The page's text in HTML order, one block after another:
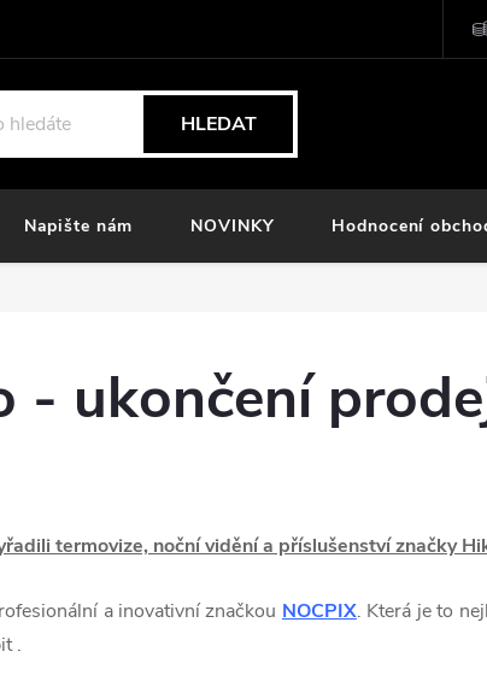
HLEDAT
Napište nám NOVINKY Hodnocení
- ukončení
termovize, noční vidění a příslušenství značky
a inovativní značkou NOCPIX. Která je to
.